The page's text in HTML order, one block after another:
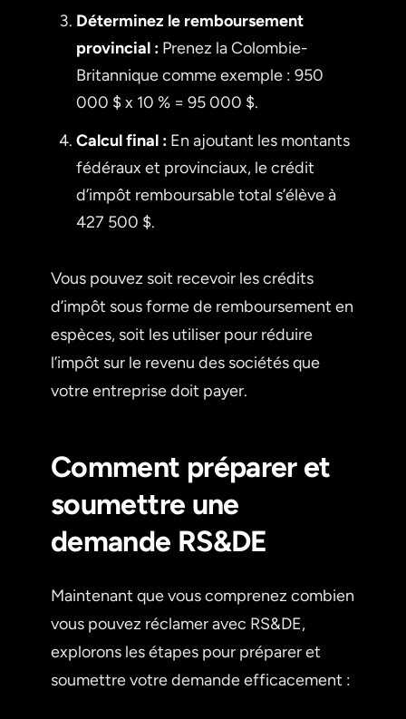
Déterminez le remboursement
provincial : Prenez la Colombie-
Britannique comme exemple : 950
000 $ x 10 % = 95 000 $.
Calcul final : En ajoutant les montants
fédéraux et provinciaux, le crédit
d’impôt remboursable total s’élève à
427 500 $.
Vous pouvez soit recevoir les crédits
d’impôt sous forme de remboursement en
espèces, soit les utiliser pour réduire
l’impôt sur le revenu des sociétés que
votre entreprise doit payer.
Comment préparer et
soumettre une
demande RS&DE
Maintenant que vous comprenez combien
vous pouvez réclamer avec RS&DE,
explorons les étapes pour préparer et
soumettre votre demande efficacement :